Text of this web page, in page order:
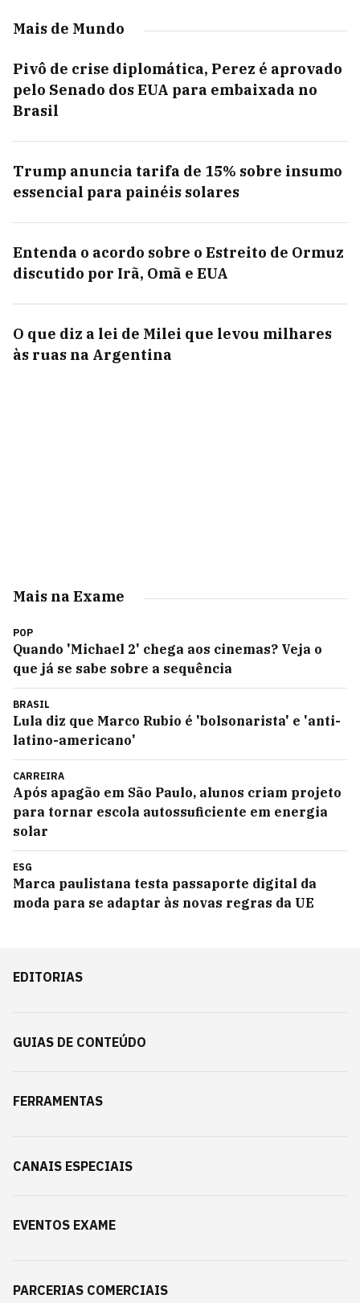
Mais de Mundo
Pivô de crise diplomática, Perez é aprovado
pelo Senado dos EUA para embaixada no
Brasil
Trump anuncia tarifa de 15% sobre insumo
essencial para painéis solares
Entenda o acordo sobre o Estreito de Ormuz
discutido por Irã, Omã e EUA
O que diz a lei de Milei que levou milhares
às ruas na Argentina
Mais na Exame
POP
Quando 'Michael 2' chega aos cinemas? Veja o
que já se sabe sobre a sequência
BRASIL
Lula diz que Marco Rubio é 'bolsonarista' e 'anti-
latino-americano'
CARREIRA
Após apagão em São Paulo, alunos criam projeto
para tornar escola autossuficiente em energia
solar
ESG
Marca paulistana testa passaporte digital da
moda para se adaptar às novas regras da UE
EDITORIAS
GUIAS DE CONTEÚDO
FERRAMENTAS
CANAIS ESPECIAIS
EVENTOS EXAME
PARCERIAS COMERCIAIS